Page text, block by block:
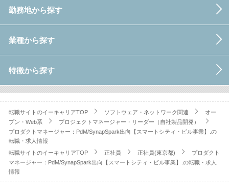
勤務地から探す
業種から探す
特徴から探す
転職サイトのイーキャリアTOP ソフトウェア・ネットワーク関連
オー
プン・Web系
プロジェクトマネージャー・リーダー（自社製品開発）
プロダクトマネージャー：PdM/SynapSpark出向【スマートシティ・ビル事業】.の
転職・求人情報
転職サイトのイーキャリアTOP
正社員 正社員(東京都)
プロダクト
マネージャー：PdM/SynapSpark出向【スマートシティ・ビル事業】.の転職・求人
情報